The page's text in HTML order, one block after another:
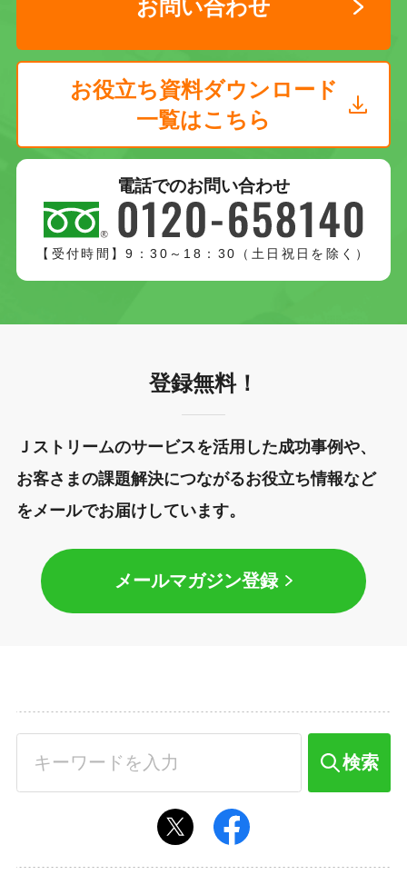
お問い合わせ
お役立ち資料ダウンロード
一覧はこちら
電話でのお問い合わせ
【受付時間】9：30～18：30（土日祝日を除く）
登録無料！
Ｊストリームのサービスを活用した成功事例や、
お客さまの課題解決につながるお役立ち情報など
をメールでお届けしています。
メールマガジン登録
検索